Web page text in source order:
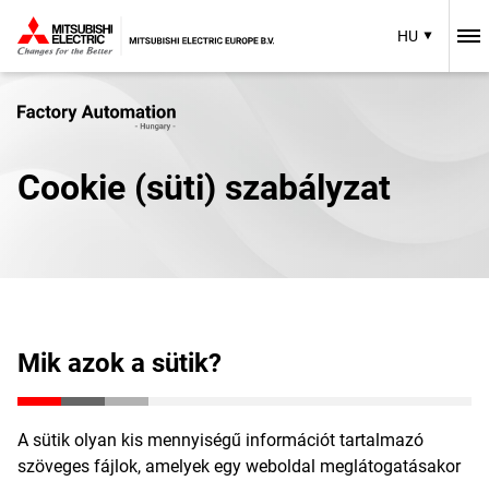
HU
Cookie (süti) szabályzat
Mik azok a sütik?
A sütik olyan kis mennyiségű információt tartalmazó
szöveges fájlok, amelyek egy weboldal meglátogatásakor